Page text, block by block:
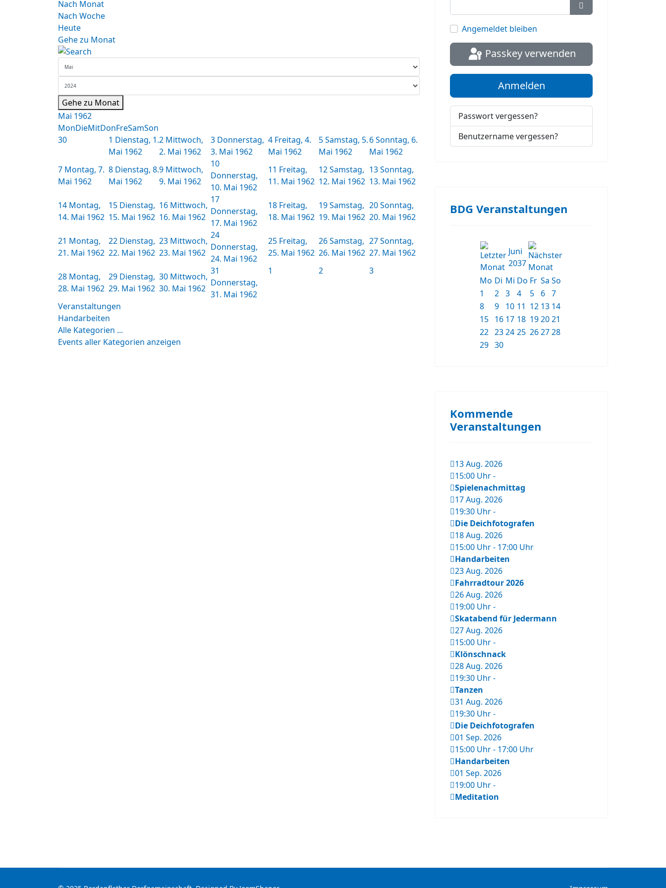
Nach Monat
Nach Woche
Heute
Gehe zu Monat
Gehe zu Monat
Mai 1962
MonDieMitDonFreSamSon
30
1 Dienstag, 1.
Mai 1962
2 Mittwoch,
2. Mai 1962
3 Donnerstag,
3. Mai 1962
4 Freitag, 4.
Mai 1962
5Samstag, 5.
Mai 1962
6Sonntag, 6.
Mai 1962
7 Montag, 7.
Mai 1962
8 Dienstag, 8.
Mai 1962
9 Mittwoch,
9. Mai 1962
10
Donnerstag,
10. Mai 1962
11 Freitag,
11. Mai 1962
12Samstag,
12. Mai 1962
13Sonntag,
13. Mai 1962
14 Montag,
14. Mai 1962
15 Dienstag,
15. Mai 1962
16 Mittwoch,
16. Mai 1962
17
Donnerstag,
17. Mai 1962
18 Freitag,
18. Mai 1962
19Samstag,
19. Mai 1962
20Sonntag,
20. Mai 1962
21 Montag,
21. Mai 1962
22 Dienstag,
22. Mai 1962
23 Mittwoch,
23. Mai 1962
24
Donnerstag,
24. Mai 1962
25 Freitag,
25. Mai 1962
26Samstag,
26. Mai 1962
27Sonntag,
27. Mai 1962
28 Montag,
28. Mai 1962
29 Dienstag,
29. Mai 1962
30 Mittwoch,
30. Mai 1962
31
Donnerstag,
31. Mai 1962
1 2 3
Veranstaltungen
Handarbeiten
Alle Kategorien ...
Events aller Kategorien anzeigen
Passwort anzeigen
Angemeldet bleiben
Passkey verwenden
Anmelden
Passwort vergessen?
Benutzername vergessen?
BDG Veranstaltungen
Juni
2037
Mo Di Mi Do Fr Sa So
1
2 3 4 5 6 7
8
9 10 11 12 13 14
15 16 17 18 192021
22 2324 25 262728
29 30
Kommende
Veranstaltungen
13 Aug. 2026
15:00 Uhr-
Spielenachmittag
17 Aug. 2026
19:30 Uhr-
Die Deichfotografen
18 Aug. 2026
15:00 Uhr- 17:00 Uhr
Handarbeiten
23 Aug. 2026
Fahrradtour 2026
26 Aug. 2026
19:00 Uhr-
Skatabend für Jedermann
27 Aug. 2026
15:00 Uhr-
Klönschnack
28 Aug. 2026
19:30 Uhr-
Tanzen
31 Aug. 2026
19:30 Uhr-
Die Deichfotografen
01 Sep. 2026
15:00 Uhr- 17:00 Uhr
Handarbeiten
01 Sep. 2026
19:00 Uhr-
Meditation